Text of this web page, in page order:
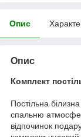
Опис
Опис
Комплект
Постільна
спальню
відпочинок